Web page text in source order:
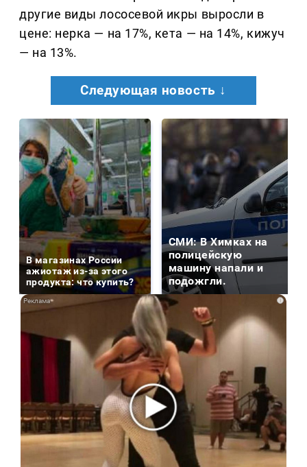
другие виды лососевой икры выросли в
цене: нерка — на 17%, кета — на 14%, кижуч
— на 13%.
Следующая новость ↓
В магазинах России
ажиотаж из-за этого
продукта: что купить?
СМИ: В Химках на
полицейскую
машину напали и
подожгли.
i